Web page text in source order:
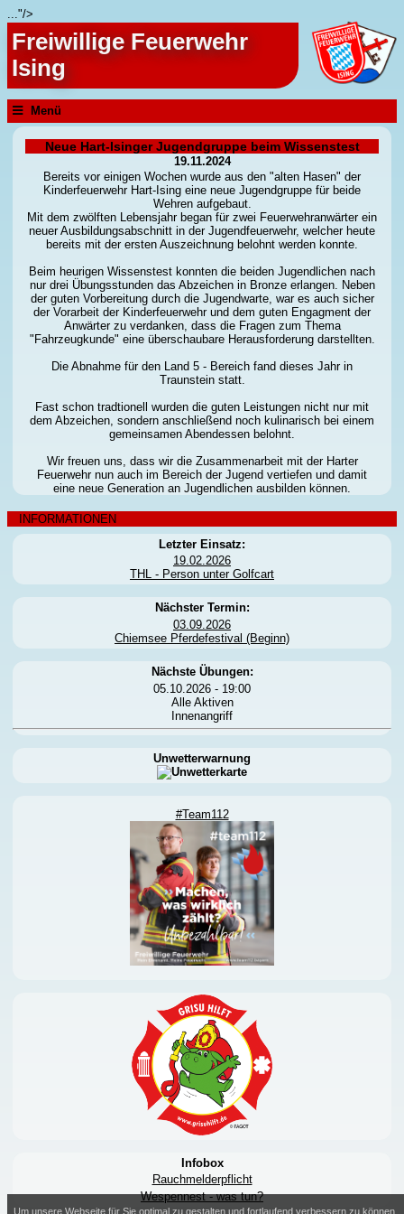
..."/>
Freiwillige Feuerwehr
Ising
Menü
Neue Hart-Isinger Jugendgruppe beim Wissenstest
19.11.2024
Bereits vor einigen Wochen wurde aus den "alten Hasen" der
Kinderfeuerwehr Hart-Ising eine neue Jugendgruppe für beide
Wehren aufgebaut.
Mit dem zwölften Lebensjahr began für zwei Feuerwehranwärter ein
neuer Ausbildungsabschnitt in der Jugendfeuerwehr, welcher heute
bereits mit der ersten Auszeichnung belohnt werden konnte.
Beim heurigen Wissenstest konnten die beiden Jugendlichen nach
nur drei Übungsstunden das Abzeichen in Bronze erlangen. Neben
der guten Vorbereitung durch die Jugendwarte, war es auch sicher
der Vorarbeit der Kinderfeuerwehr und dem guten Engagment der
Anwärter zu verdanken, dass die Fragen zum Thema
"Fahrzeugkunde" eine überschaubare Herausforderung darstellten.
Die Abnahme für den Land 5 - Bereich fand dieses Jahr in
Traunstein statt.
Fast schon tradtionell wurden die guten Leistungen nicht nur mit
dem Abzeichen, sondern anschließend noch kulinarisch bei einem
gemeinsamen Abendessen belohnt.
Wir freuen uns, dass wir die Zusammenarbeit mit der Harter
Feuerwehr nun auch im Bereich der Jugend vertiefen und damit
eine neue Generation an Jugendlichen ausbilden können.
INFORMATIONEN
Letzter Einsatz:
19.02.2026
THL - Person unter Golfcart
Nächster Termin:
03.09.2026
Chiemsee Pferdefestival (Beginn)
Nächste Übungen:
05.10.2026 - 19:00
Alle Aktiven
Innenangriff
Unwetterwarnung
#Team112
Infobox
Rauchmelderpflicht
Wespennest - was tun?
Um unsere Webseite für Sie optimal zu gestalten und fortlaufend verbessern zu können,